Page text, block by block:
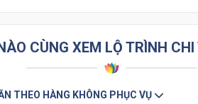
CÙNG XEM LỘ TRÌNH CHI
THEO HÀNG KHÔNG PHỤC VỤ